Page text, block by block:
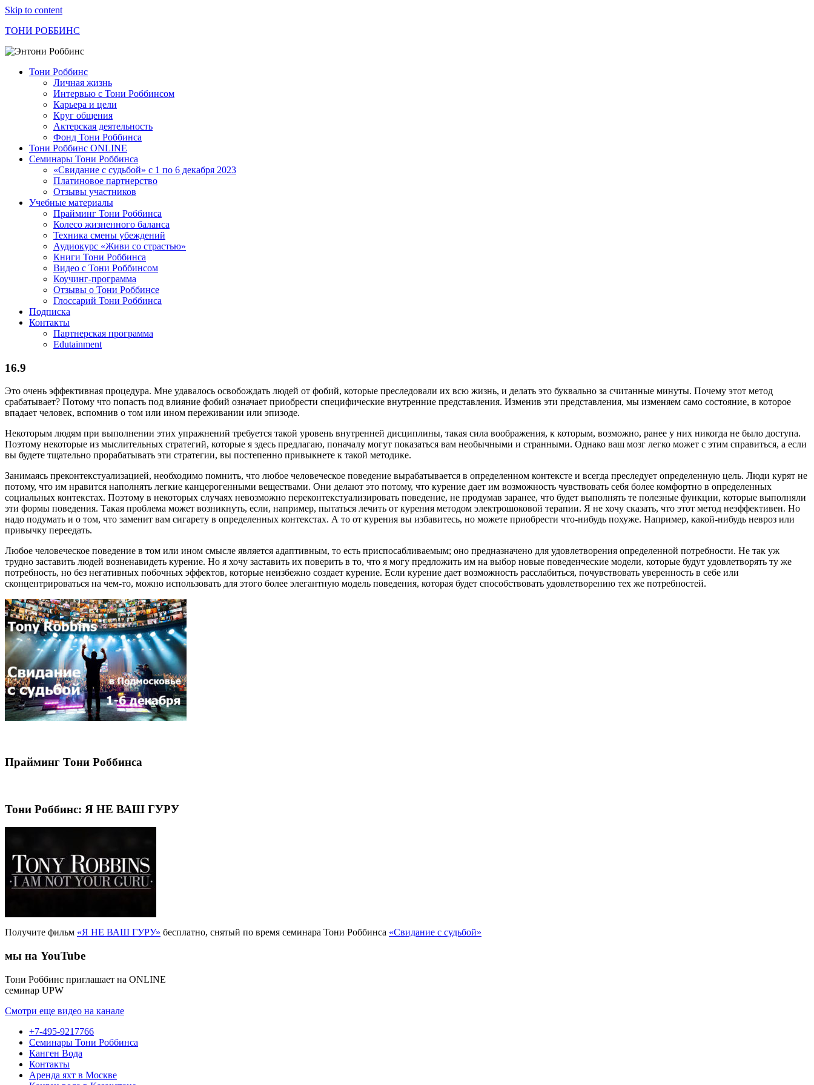
Skip to content
ТОНИ РОББИНС
Тони Роббинс
Личная жизнь
Интервью с Тони Роббинсом
Карьера и цели
Круг общения
Актерская деятельность
Фонд Тони Роббинса
Тони Роббинс ONLINE
Семинары Тони Роббинса
«Свидание с судьбой» с 1 по 6 декабря 2023
Платиновое партнерство
Отзывы участников
Учебные материалы
Прайминг Тони Роббинса
Колесо жизненного баланса
Техника смены убеждений
Аудиокурс «Живи со страстью»
Книги Тони Роббинса
Видео с Тони Роббинсом
Коучинг-программа
Отзывы о Тони Роббинсе
Глоссарий Тони Роббинса
Подписка
Контакты
Партнерская программа
Edutainment
16.9
Это очень эффективная процедура. Мне удавалось освобождать людей от фобий, которые преследовали их всю жизнь, и делать это буквально за считанные минуты. Почему этот метод
срабатывает? Потому что попасть под влияние фобий означает приобрести специфические внутренние представления. Изменив эти представления, мы изменяем само состояние, в которое
впадает человек, вспомнив о том или ином переживании или эпизоде.
Некоторым людям при выполнении этих упражнений требуется такой уровень внутренней дисциплины, такая сила воображения, к которым, возможно, ранее у них никогда не было доступа.
Поэтому некоторые из мыслительных стратегий, которые я здесь предлагаю, поначалу могут показаться вам необычными и странными. Однако ваш мозг легко может с этим справиться, а если
вы будете тщательно прорабатывать эти стратегии, вы постепенно привыкнете к такой методике.
Занимаясь преконтекстуализацией, необходимо помнить, что любое человеческое поведение вырабатывается в определенном контексте и всегда преследует определенную цель. Люди курят не
потому, что им нравится наполнять легкие канцерогенными веществами. Они делают это потому, что курение дает им возможность чувствовать себя более комфортно в определенных
социальных контекстах. Поэтому в некоторых случаях невозможно переконтекстуализировать поведение, не продумав заранее, что будет выполнять те полезные функции, которые выполняли
эти формы поведения. Такая проблема может возникнуть, если, например, пытаться лечить от курения методом электрошоковой терапии. Я не хочу сказать, что этот метод неэффективен. Но
надо подумать и о том, что заменит вам сигарету в определенных контекстах. А то от курения вы избавитесь, но можете приобрести что-нибудь похуже. Например, какой-нибудь невроз или
привычку переедать.
Любое человеческое поведение в том или ином смысле является адаптивным, то есть приспосабливаемым; оно предназначено для удовлетворения определенной потребности. Не так уж
трудно заставить людей возненавидеть курение. Но я хочу заставить их поверить в то, что я могу предложить им на выбор новые поведенческие модели, которые будут удовлетворять ту же
потребность, но без негативных побочных эффектов, которые неизбежно создает курение. Если курение дает возможность расслабиться, почувствовать уверенность в себе или
сконцентрироваться на чем-то, можно использовать для этого более элегантную модель поведения, которая будет способствовать удовлетворению тех же потребностей.
Прайминг Тони Роббинса
Тони Роббинс: Я НЕ ВАШ ГУРУ
Получите фильм «Я НЕ ВАШ ГУРУ» бесплатно, снятый по время семинара Тони Роббинса «Свидание с судьбой»
мы на YouTube
Тони Роббинс приглашает на ONLINE
семинар UPW
Смотри еще видео на канале
+7-495-9217766
Семинары Тони Роббинса
Канген Вода
Контакты
Аренда яхт в Москве